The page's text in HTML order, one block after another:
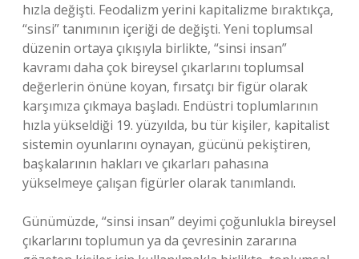
hızla değişti. Feodalizm yerini kapitalizme bıraktıkça,
“sinsi” tanımının içeriği de değişti. Yeni toplumsal
düzenin ortaya çıkışıyla birlikte, “sinsi insan”
kavramı daha çok bireysel çıkarlarını toplumsal
değerlerin önüne koyan, fırsatçı bir figür olarak
karşımıza çıkmaya başladı. Endüstri toplumlarının
hızla yükseldiği 19. yüzyılda, bu tür kişiler, kapitalist
sistemin oyunlarını oynayan, gücünü pekiştiren,
başkalarının hakları ve çıkarları pahasına
yükselmeye çalışan figürler olarak tanımlandı.
Günümüzde, “sinsi insan” deyimi çoğunlukla bireysel
çıkarlarını toplumun ya da çevresinin zararına